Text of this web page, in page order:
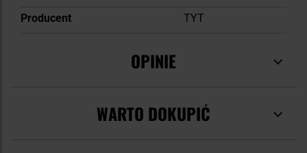
Producent
TYT
OPINIE
WARTO DOKUPIĆ